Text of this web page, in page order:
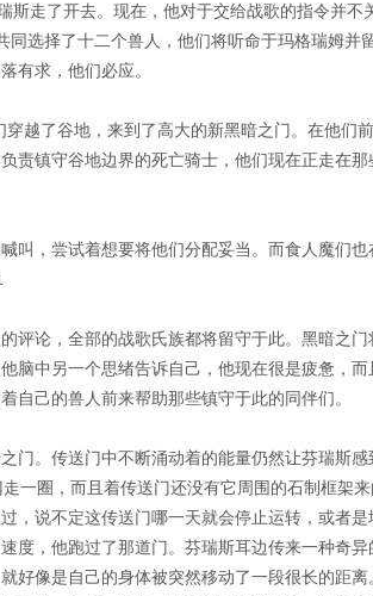
斯走了开去。现在，他对于交给战歌的指令并不
同选择了十二个兽人，他们将听命于玛格瑞姆并
有求，他们必应。
穿越了谷地，来到了高大的新黑暗之门。在他们
责镇守谷地边界的死亡骑士，他们现在正走在
叫，尝试着想要将他们分配妥当。而食人魔们
评论，全部的战歌氏族都将留守于此。黑暗之门
脑中另一个思绪告诉自己，他现在很是疲惫，
自己的兽人前来帮助那些镇守于此的同伴们。
门。传送门中不断涌动着的能量仍然让芬瑞斯
一圈，而且着传送门还没有它周围的石制框架
，说不定这传送门哪一天就会停止运转，或者
度，他跑过了那道门。芬瑞斯耳边传来一种奇
好像是自己的身体被突然移动了一段很长的距